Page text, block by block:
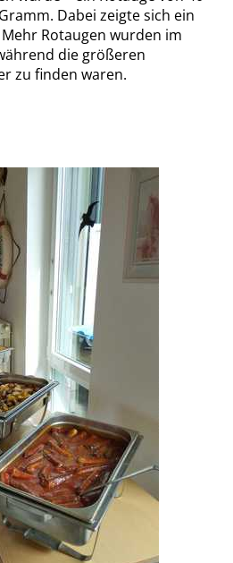
Dabei zeigte sich ein
Rotaugen wurden im
die größeren
zu finden waren.